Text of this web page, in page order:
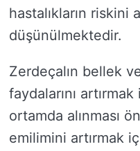
hastalıkların riskini
düşünülmektedir.
Zerdeçalın bellek
faydalarını
ortamda alınması
emilimini artırmak